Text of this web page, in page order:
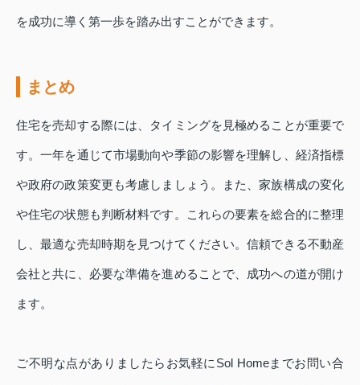
を成功に導く第一歩を踏み出すことができます。
まとめ
住宅を売却する際には、タイミングを見極めることが重要で
す。一年を通じて市場動向や季節の影響を理解し、経済指標
や政府の政策変更も考慮しましょう。また、家族構成の変化
や住宅の状態も判断材料です。これらの要素を総合的に整理
し、最適な売却時期を見つけてください。信頼できる不動産
会社と共に、必要な準備を進めることで、成功への道が開け
ます。
ご不明な点がありましたらお気軽にSol Homeまでお問い合